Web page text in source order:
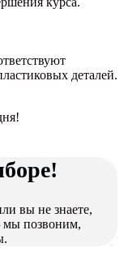
деталей.
вы не знаете,
мы позвоним,